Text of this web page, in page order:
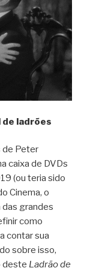
de ladrões
de Peter
caixa de DVDs
(ou teria sido
Cinema, o
das grandes
como
contar sua
sobre isso,
deste Ladrão de